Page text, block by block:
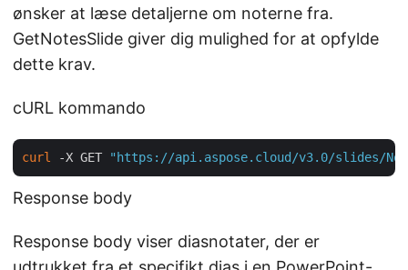
ønsker at læse detaljerne om noterne fra.
GetNotesSlide giver dig mulighed for at opfylde
dette krav.
cURL kommando
curl -X GET "https://api.aspose.cloud/v3.0/slides/
Response body
Response body viser diasnotater, der er